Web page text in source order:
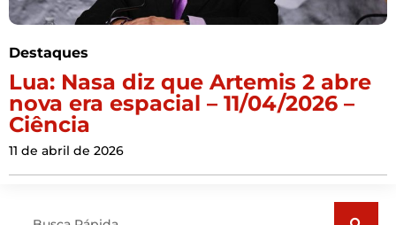
Destaques
Lua: Nasa diz que Artemis 2 abre
nova era espacial – 11/04/2026 –
Ciência
11 de abril de 2026